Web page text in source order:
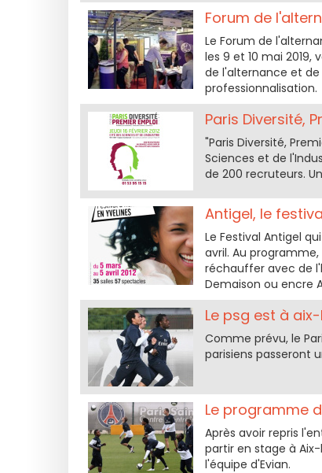
Forum de
Le Forum de
les 9 et 10 mai
de l'alternance et
professionnalisation.
Paris Diversité,
"Paris Diversité,
Sciences et de
de 200 recruteurs.
Antigel, le
Le Festival Antigel
avril. Au
réchauffer avec de
Demaison ou encre
Le psg est à
Comme prévu, le
parisiens passeront
Le programme
Après avoir repris
partir en stage à
l'équipe d'Evian.